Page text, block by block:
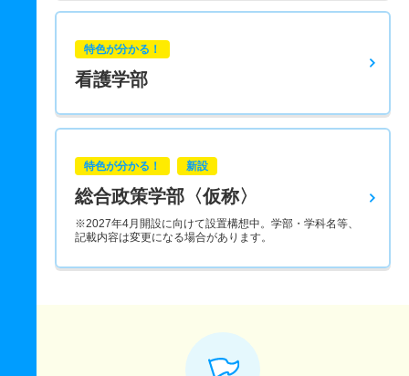
特色が分かる！
看護学部
特色が分かる！ 新設
総合政策学部〈仮称〉
※2027年4月開設に向けて設置構想中。学部・学科名等、
記載内容は変更になる場合があります。